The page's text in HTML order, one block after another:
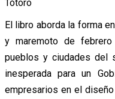
Tótoro
El libro aborda la forma
y maremoto de
pueblos y ciudades del
inesperada para un
empresarios en el